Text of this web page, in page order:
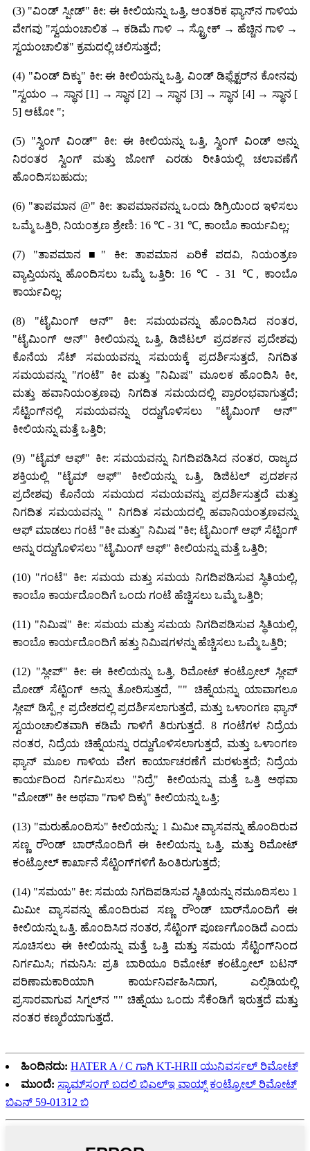
(3) "ವಿಂಡ್ ಸ್ಪೀಡ್" ಕೀ: ಈ ಕೀಲಿಯನ್ನು ಒತ್ತಿ, ಆಂತರಿಕ ಫ್ಯಾನ್‌ನ ಗಾಳಿಯ
ವೇಗವು "ಸ್ವಯಂಚಾಲಿತ → ಕಡಿಮೆ ಗಾಳಿ → ಸ್ಟ್ರೋಕ್ → ಹೆಚ್ಚಿನ ಗಾಳಿ →
ಸ್ವಯಂಚಾಲಿತ" ಕ್ರಮದಲ್ಲಿ ಚಲಿಸುತ್ತದೆ;
(4) "ವಿಂಡ್ ದಿಕ್ಕು" ಕೀ: ಈ ಕೀಲಿಯನ್ನು ಒತ್ತಿ, ವಿಂಡ್ ಡಿಫ್ಲೆಕ್ಟರ್‌ನ ಕೋನವು
"ಸ್ವಯಂ → ಸ್ಥಾನ [1] → ಸ್ಥಾನ [2] → ಸ್ಥಾನ [3] → ಸ್ಥಾನ [4] → ಸ್ಥಾನ [
5] ಆಟೋ ";
(5) "ಸ್ವಿಂಗ್ ವಿಂಡ್" ಕೀ: ಈ ಕೀಲಿಯನ್ನು ಒತ್ತಿ, ಸ್ವಿಂಗ್ ವಿಂಡ್ ಅನ್ನು
ನಿರಂತರ ಸ್ವಿಂಗ್ ಮತ್ತು ಜೋಗ್ ಎರಡು ರೀತಿಯಲ್ಲಿ ಚಲಾವಣೆಗೆ
ಹೊಂದಿಸಬಹುದು;
(6) "ತಾಪಮಾನ @" ಕೀ: ತಾಪಮಾನವನ್ನು ಒಂದು ಡಿಗ್ರಿಯಿಂದ ಇಳಿಸಲು
ಒಮ್ಮೆ ಒತ್ತಿರಿ, ನಿಯಂತ್ರಣ ಶ್ರೇಣಿ: 16 ℃ - 31 ℃, ಕಾಂಬೊ ಕಾರ್ಯವಿಲ್ಲ;
(7) "ತಾಪಮಾನ ■" ಕೀ: ತಾಪಮಾನ ಏರಿಕೆ ಪದವಿ, ನಿಯಂತ್ರಣ
ವ್ಯಾಪ್ತಿಯನ್ನು ಹೊಂದಿಸಲು ಒಮ್ಮೆ ಒತ್ತಿರಿ: 16 ℃ - 31 ℃, ಕಾಂಬೊ
ಕಾರ್ಯವಿಲ್ಲ;
(8) "ಟೈಮಿಂಗ್ ಆನ್" ಕೀ: ಸಮಯವನ್ನು ಹೊಂದಿಸಿದ ನಂತರ,
"ಟೈಮಿಂಗ್ ಆನ್" ಕೀಲಿಯನ್ನು ಒತ್ತಿ, ಡಿಜಿಟಲ್ ಪ್ರದರ್ಶನ ಪ್ರದೇಶವು
ಕೊನೆಯ ಸೆಟ್ ಸಮಯವನ್ನು ಸಮಯಕ್ಕೆ ಪ್ರದರ್ಶಿಸುತ್ತದೆ, ನಿಗದಿತ
ಸಮಯವನ್ನು "ಗಂಟೆ" ಕೀ ಮತ್ತು "ನಿಮಿಷ" ಮೂಲಕ ಹೊಂದಿಸಿ ಕೀ,
ಮತ್ತು ಹವಾನಿಯಂತ್ರಣವು ನಿಗದಿತ ಸಮಯದಲ್ಲಿ ಪ್ರಾರಂಭವಾಗುತ್ತದೆ;
ಸೆಟ್ಟಿಂಗ್‌ನಲ್ಲಿ ಸಮಯವನ್ನು ರದ್ದುಗೊಳಿಸಲು "ಟೈಮಿಂಗ್ ಆನ್"
ಕೀಲಿಯನ್ನು ಮತ್ತೆ ಒತ್ತಿರಿ;
(9) "ಟೈಮ್ ಆಫ್" ಕೀ: ಸಮಯವನ್ನು ನಿಗದಿಪಡಿಸಿದ ನಂತರ, ರಾಜ್ಯದ
ಶಕ್ತಿಯಲ್ಲಿ "ಟೈಮ್ ಆಫ್" ಕೀಲಿಯನ್ನು ಒತ್ತಿ, ಡಿಜಿಟಲ್ ಪ್ರದರ್ಶನ
ಪ್ರದೇಶವು ಕೊನೆಯ ಸಮಯದ ಸಮಯವನ್ನು ಪ್ರದರ್ಶಿಸುತ್ತದೆ ಮತ್ತು
ನಿಗದಿತ ಸಮಯವನ್ನು " ನಿಗದಿತ ಸಮಯದಲ್ಲಿ ಹವಾನಿಯಂತ್ರಣವನ್ನು
ಆಫ್ ಮಾಡಲು ಗಂಟೆ "ಕೀ ಮತ್ತು" ನಿಮಿಷ "ಕೀ; ಟೈಮಿಂಗ್ ಆಫ್ ಸೆಟ್ಟಿಂಗ್
ಅನ್ನು ರದ್ದುಗೊಳಿಸಲು "ಟೈಮಿಂಗ್ ಆಫ್" ಕೀಲಿಯನ್ನು ಮತ್ತೆ ಒತ್ತಿರಿ;
(10) "ಗಂಟೆ" ಕೀ: ಸಮಯ ಮತ್ತು ಸಮಯ ನಿಗದಿಪಡಿಸುವ ಸ್ಥಿತಿಯಲ್ಲಿ,
ಕಾಂಬೊ ಕಾರ್ಯದೊಂದಿಗೆ ಒಂದು ಗಂಟೆ ಹೆಚ್ಚಿಸಲು ಒಮ್ಮೆ ಒತ್ತಿರಿ;
(11) "ನಿಮಿಷ" ಕೀ: ಸಮಯ ಮತ್ತು ಸಮಯ ನಿಗದಿಪಡಿಸುವ ಸ್ಥಿತಿಯಲ್ಲಿ,
ಕಾಂಬೊ ಕಾರ್ಯದೊಂದಿಗೆ ಹತ್ತು ನಿಮಿಷಗಳನ್ನು ಹೆಚ್ಚಿಸಲು ಒಮ್ಮೆ ಒತ್ತಿರಿ;
(12) "ಸ್ಲೀಪ್" ಕೀ: ಈ ಕೀಲಿಯನ್ನು ಒತ್ತಿ, ರಿಮೋಟ್ ಕಂಟ್ರೋಲ್ ಸ್ಲೀಪ್
ಮೋಡ್ ಸೆಟ್ಟಿಂಗ್ ಅನ್ನು ತೋರಿಸುತ್ತದೆ, "" ಚಿಹ್ನೆಯನ್ನು ಯಾವಾಗಲೂ
ಸ್ಲೀಪ್ ಡಿಸ್ಪ್ಲೇ ಪ್ರದೇಶದಲ್ಲಿ ಪ್ರದರ್ಶಿಸಲಾಗುತ್ತದೆ, ಮತ್ತು ಒಳಾಂಗಣ ಫ್ಯಾನ್
ಸ್ವಯಂಚಾಲಿತವಾಗಿ ಕಡಿಮೆ ಗಾಳಿಗೆ ತಿರುಗುತ್ತದೆ. 8 ಗಂಟೆಗಳ ನಿದ್ರೆಯ
ನಂತರ, ನಿದ್ರೆಯ ಚಿಹ್ನೆಯನ್ನು ರದ್ದುಗೊಳಿಸಲಾಗುತ್ತದೆ, ಮತ್ತು ಒಳಾಂಗಣ
ಫ್ಯಾನ್ ಮೂಲ ಗಾಳಿಯ ವೇಗ ಕಾರ್ಯಾಚರಣೆಗೆ ಮರಳುತ್ತದೆ; ನಿದ್ರೆಯ
ಕಾರ್ಯದಿಂದ ನಿರ್ಗಮಿಸಲು "ನಿದ್ರೆ" ಕೀಲಿಯನ್ನು ಮತ್ತೆ ಒತ್ತಿ ಅಥವಾ
"ಮೋಡ್" ಕೀ ಅಥವಾ "ಗಾಳಿ ದಿಕ್ಕು" ಕೀಲಿಯನ್ನು ಒತ್ತಿ;
(13) "ಮರುಹೊಂದಿಸು" ಕೀಲಿಯನ್ನು: 1 ಮಿಮೀ ವ್ಯಾಸವನ್ನು ಹೊಂದಿರುವ
ಸಣ್ಣ ರೌಂಡ್ ಬಾರ್‌ನೊಂದಿಗೆ ಈ ಕೀಲಿಯನ್ನು ಒತ್ತಿ, ಮತ್ತು ರಿಮೋಟ್
ಕಂಟ್ರೋಲ್ ಕಾರ್ಖಾನೆ ಸೆಟ್ಟಿಂಗ್‌ಗಳಿಗೆ ಹಿಂತಿರುಗುತ್ತದೆ;
(14) "ಸಮಯ" ಕೀ: ಸಮಯ ನಿಗದಿಪಡಿಸುವ ಸ್ಥಿತಿಯನ್ನು ನಮೂದಿಸಲು 1
ಮಿಮೀ ವ್ಯಾಸವನ್ನು ಹೊಂದಿರುವ ಸಣ್ಣ ರೌಂಡ್ ಬಾರ್‌ನೊಂದಿಗೆ ಈ
ಕೀಲಿಯನ್ನು ಒತ್ತಿ. ಹೊಂದಿಸಿದ ನಂತರ, ಸೆಟ್ಟಿಂಗ್ ಪೂರ್ಣಗೊಂಡಿದೆ ಎಂದು
ಸೂಚಿಸಲು ಈ ಕೀಲಿಯನ್ನು ಮತ್ತೆ ಒತ್ತಿ ಮತ್ತು ಸಮಯ ಸೆಟ್ಟಿಂಗ್‌ನಿಂದ
ನಿರ್ಗಮಿಸಿ; ಗಮನಿಸಿ: ಪ್ರತಿ ಬಾರಿಯೂ ರಿಮೋಟ್ ಕಂಟ್ರೋಲ್ ಬಟನ್
ಪರಿಣಾಮಕಾರಿಯಾಗಿ ಕಾರ್ಯನಿರ್ವಹಿಸಿದಾಗ, ಎಲ್ಸಿಡಿಯಲ್ಲಿ
ಪ್ರಸಾರವಾಗುವ ಸಿಗ್ನಲ್‌ನ "" ಚಿಹ್ನೆಯು ಒಂದು ಸೆಕೆಂಡಿಗೆ ಇರುತ್ತದೆ ಮತ್ತು
ನಂತರ ಕಣ್ಮರೆಯಾಗುತ್ತದೆ.
ಹಿಂದಿನದು: HATER A / C ಗಾಗಿ KT-HRII ಯುನಿವರ್ಸಲ್ ರಿಮೋಟ್
ಮುಂದೆ: ಸ್ಯಾಮ್‌ಸಂಗ್ ಬದಲಿ ಬಿಎಲ್‌ಇ ವಾಯ್ಸ್ ಕಂಟ್ರೋಲ್ ರಿಮೋಟ್
ಬಿಎನ್ 59-01312 ಬಿ